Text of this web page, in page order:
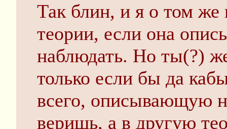
Так блин, и я о том же
теории, если она
наблюдать. Но ты(?)
только если бы да
всего, описывающую
веришь, а в другую